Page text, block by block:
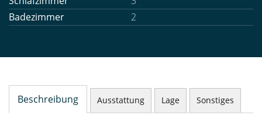
Badezimmer
2
Beschreibung Ausstattung Lage Sonstiges